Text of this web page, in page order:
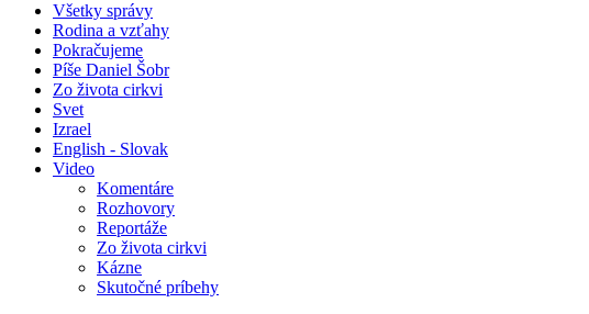
Všetky správy
Rodina a vzťahy
Pokračujeme
Píše Daniel Šobr
Zo života cirkvi
Svet
Izrael
English - Slovak
Video
Komentáre
Rozhovory
Reportáže
Zo života cirkvi
Kázne
Skutočné príbehy